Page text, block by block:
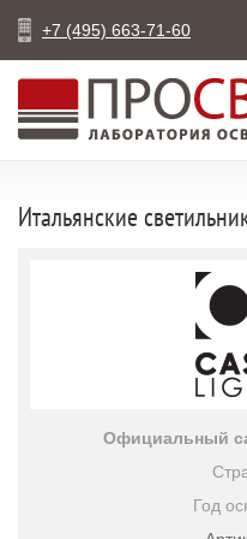
+7 (495) 663-71-60
Итальянские
Официальный
Год